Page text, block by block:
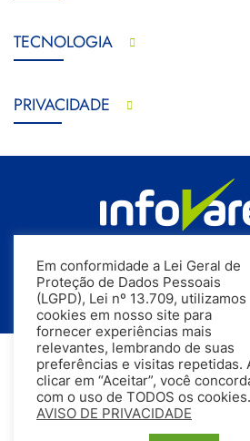
TECNOLOGIA
PRIVACIDADE
Todos os direitos reservados |
Em conformidade a Lei Geral de
Proteção de Dados Pessoais
(LGPD), Lei nº 13.709, utilizamos
cookies em nosso site para
fornecer experiências mais
relevantes, lembrando de suas
preferências e visitas repetidas.
clicar em “Aceitar”, você
com o uso de TODOS os cookies.
AVISO DE PRIVACIDADE